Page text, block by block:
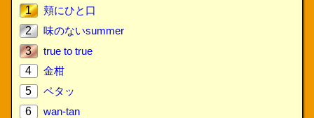
1
頬にひと口
2
味のないsummer
3
true to true
4
金柑
5
ペタッ
6
wan-tan